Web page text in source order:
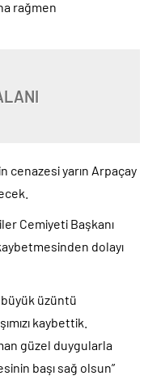
rağmen
cenazesi yarın Arpaçay
Cemiyeti Başkanı
dolayı
büyük üzüntü
kaybettik.
güzel duygularla
başı sağ olsun”